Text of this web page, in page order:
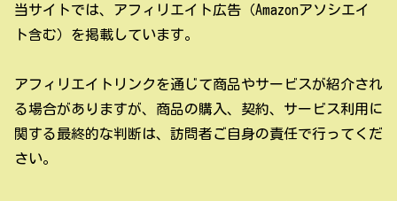
当サイトでは、アフィリエイト広告（Amazonアソシエイ
ト含む）を掲載しています。
アフィリエイトリンクを通じて商品やサービスが紹介され
る場合がありますが、商品の購入、契約、サービス利用に
関する最終的な判断は、訪問者ご自身の責任で行ってくだ
さい。